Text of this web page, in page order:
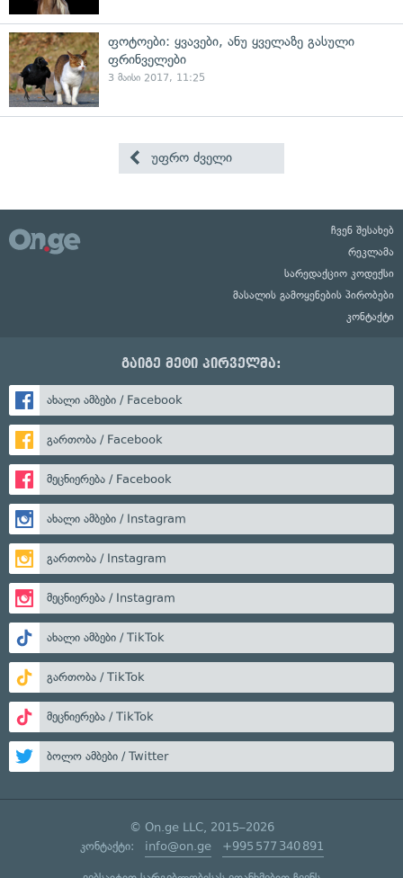
ფოტოები: ყვავები, ანუ ყველაზე გასული
ფრინველები
3 მაისი 2017, 11:25
უფრო ძველი
ჩვენ შესახებ
რეკლამა
სარედაქციო კოდექსი
მასალის გამოყენების პირობები
კონტაქტი
გაიგე მეტი პირველმა:
ახალი ამბები / Facebook
გართობა / Facebook
მეცნიერება / Facebook
ახალი ამბები / Instagram
გართობა / Instagram
მეცნიერება / Instagram
ახალი ამბები / TikTok
გართობა / TikTok
მეცნიერება / TikTok
ბოლო ამბები / Twitter
© On.ge LLC, 2015–2026
კონტაქტი: info@on.ge +995 577 340 891